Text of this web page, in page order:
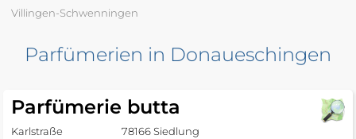
Villingen-Schwenningen
Parfümerien in Donaueschingen
Parfümerie butta
Karlstraße
78166 Siedlung